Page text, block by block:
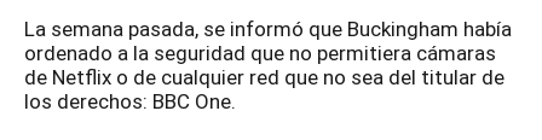
La semana pasada, se informó que Buckingham había
ordenado a la seguridad que no permitiera cámaras
de Netflix o de cualquier red que no sea del titular de
los derechos: BBC One.